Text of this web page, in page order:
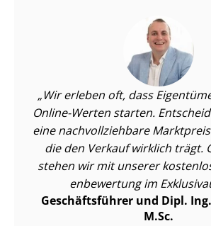
Wir erleben oft, dass
Online-Werten starten.
eine nach­voll­zieh­ba­re
die den Verkauf wirklich trägt.
stehen wir mit unserer
en­be­wer­tung im
Geschäftsführer und Dipl.
M.Sc.